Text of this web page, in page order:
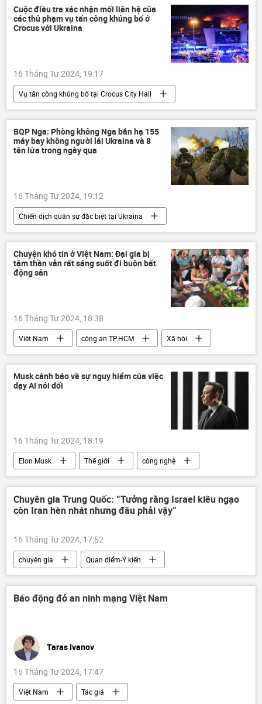
Xã hội Pháp luật
điều tra
luật hình sự
Cuộc điều tra xác nhận mối liên hệ của
các thủ phạm vụ tấn công khủng bố ở
Crocus với Ukraina
16 Tháng Tư 2024, 19:17
Vụ tấn công khủng bố tại Crocus City Hall
Nga
vụ khủng bố
khủng bố
Thế giới
Ukraina
Nikolai Patrushev
BQP Nga: Phòng không Nga bắn hạ 155
máy bay không người lái Ukraina và 8
tên lửa trong ngày qua
16 Tháng Tư 2024, 19:12
Chiến dịch quân sự đặc biệt tại Ukraina
Cuộc khủng hoảng ở Ukraina
Ukraina
Nga
Quân đội Nga
lực lượng vũ trang Nga
Thế giới
Chuyện khó tin ở Việt Nam: Đại gia bị
tâm thần vẫn rất sáng suốt đi buôn bất
động sản
16 Tháng Tư 2024, 18:38
Việt Nam công an TP.HCM
Xã hội
bất động sản
Musk cảnh báo về sự nguy hiểm của việc
dạy AI nói dối
16 Tháng Tư 2024, 18:19
Elon Musk Thế giới
công nghệ
trí tuệ nhân tạo
Chuyên gia Trung Quốc: “Tưởng rằng Israel kiêu ngạo
còn Iran hèn nhát nhưng đâu phải vậy”
16 Tháng Tư 2024, 17:52
chuyên gia
Quan điểm-Ý kiến
Leo thang căng thẳng giữa Israel và Iran
Iran
Israel
Thế giới
Báo động đỏ an ninh mạng Việt Nam
Taras Ivanov
16 Tháng Tư 2024, 17:47
Việt Nam
Tác giả